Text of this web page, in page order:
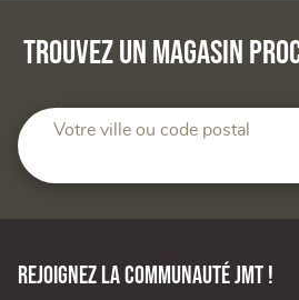
Trouvez un magasin
Votre ville ou code postal
Rejoignez la communauté JMT !